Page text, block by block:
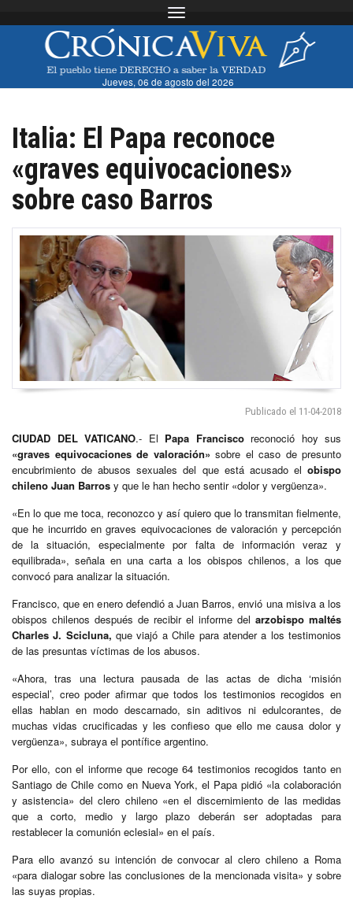
Toggle navigation
Jueves, 06 de agosto del 2026
Italia: El Papa reconoce
«graves equivocaciones»
sobre caso Barros
Publicado el 11-04-2018
CIUDAD DEL VATICANO.- El Papa Franciscoreconoció hoy sus
«graves equivocaciones de valoración» sobre el caso de presunto
encubrimiento de abusos sexuales del que está acusado el obispo
chileno Juan Barros y que le han hecho sentir «dolor y vergüenza».
«En lo que me toca, reconozco y así quiero que lo transmitan fielmente,
que he incurrido en graves equivocaciones de valoración y percepción
de la situación, especialmente por falta de información veraz y
equilibrada», señala en una carta a los obispos chilenos, a los que
convocó para analizar la situación.
Francisco, que en enero defendió a Juan Barros, envió una misiva a los
obispos chilenos después de recibir el informe del arzobispo maltés
Charles J. Scicluna, que viajó a Chile para atender a los testimonios
de las presuntas víctimas de los abusos.
«Ahora, tras una lectura pausada de las actas de dicha ‘misión
especial’, creo poder afirmar que todos los testimonios recogidos en
ellas hablan en modo descarnado, sin aditivos ni edulcorantes, de
muchas vidas crucificadas y les confieso que ello me causa dolor y
vergüenza», subraya el pontífice argentino.
Por ello, con el informe que recoge 64 testimonios recogidos tanto en
Santiago de Chile como en Nueva York, el Papa pidió «la colaboración
y asistencia» del clero chileno «en el discernimiento de las medidas
que a corto, medio y largo plazo deberán ser adoptadas para
restablecer la comunión eclesial» en el país.
Para ello avanzó su intención de convocar al clero chileno a Roma
«para dialogar sobre las conclusiones de la mencionada visita» y sobre
las suyas propias.